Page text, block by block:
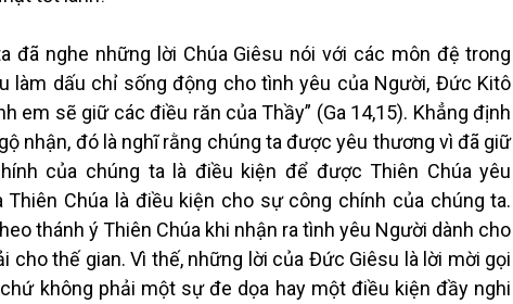
đã nghe những lời Chúa Giêsu nói với các môn đệ trong
làm dấu chỉ sống động cho tình yêu của Người, Đức Kitô
em sẽ giữ các điều răn của Thầy” (Ga 14,15). Khẳng định
nhận, đó là nghĩ rằng chúng ta được yêu thương vì đã giữ
của chúng ta là điều kiện để được Thiên Chúa yêu
Chúa là điều kiện cho sự công chính của chúng ta.
thánh ý Thiên Chúa khi nhận ra tình yêu Người dành cho
cho thế gian. Vì thế, những lời của Đức Giêsu là lời mời gọi
không phải một sự đe dọa hay một điều kiện đầy nghi